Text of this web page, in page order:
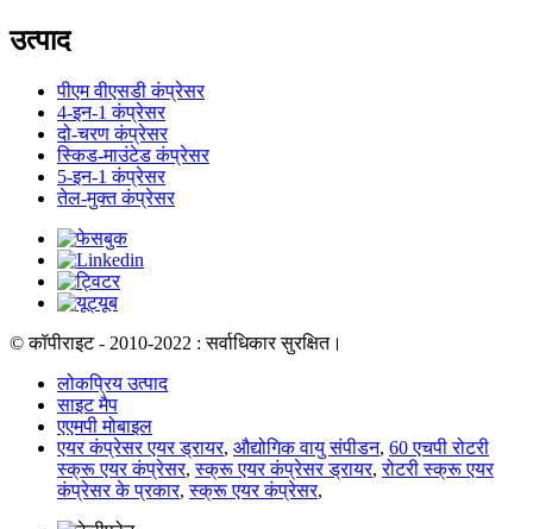
उत्पाद
पीएम वीएसडी कंप्रेसर
4-इन-1 कंप्रेसर
दो-चरण कंप्रेसर
स्किड-माउंटेड कंप्रेसर
5-इन-1 कंप्रेसर
तेल-मुक्त कंप्रेसर
© कॉपीराइट - 2010-2022 : सर्वाधिकार सुरक्षित।
लोकप्रिय उत्पाद
साइट मैप
एएमपी मोबाइल
एयर कंप्रेसर एयर ड्रायर, औद्योगिक वायु संपीडन, 60 एचपी रोटरी
स्क्रू एयर कंप्रेसर,स्क्रू एयर कंप्रेसर ड्रायर,रोटरी स्क्रू एयर
कंप्रेसर के प्रकार,स्क्रू एयर कंप्रेसर,